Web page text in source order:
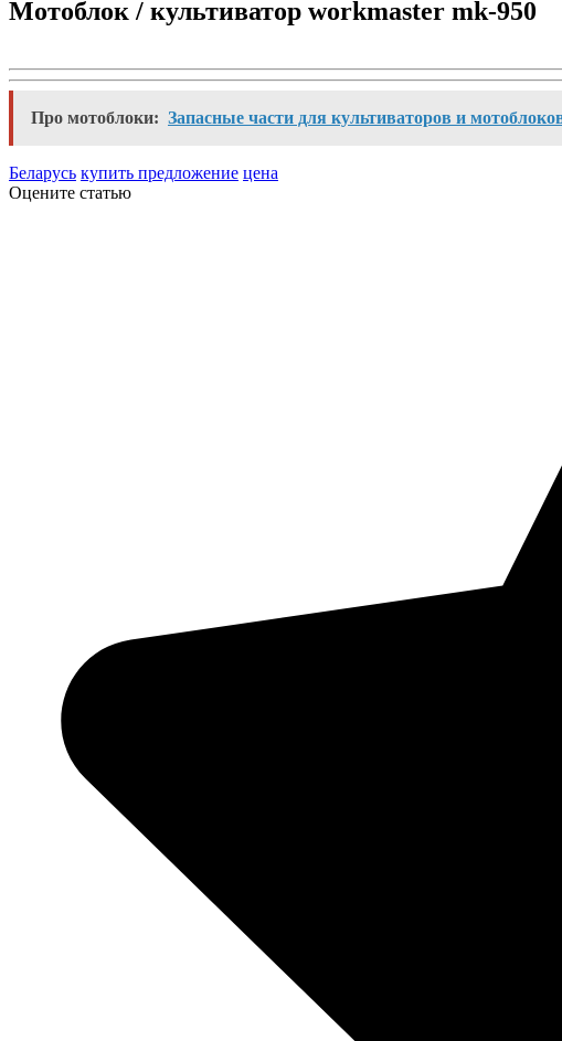
Мотоблок / культиватор workmaster mk-950
Про мотоблоки: Запасные части для культиваторов и
Беларусь купить предложение цена
Оцените статью